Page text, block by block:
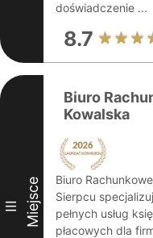
doświadczenie ...
8.7
III Miejsce
Biuro
Kowalska
Biuro
Sierpcu
pełnych usług
płacowych dla